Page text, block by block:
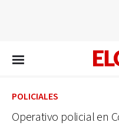
POLICIALES
Operativo policial en